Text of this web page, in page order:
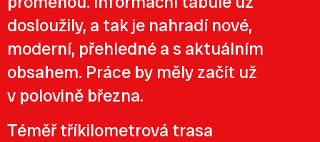
dosloužily, a tak je nahradí nové,
moderní, přehledné a s aktuálním
obsahem. Práce by měly začít už
v polovině března.
Téměř tříkilometrová trasa